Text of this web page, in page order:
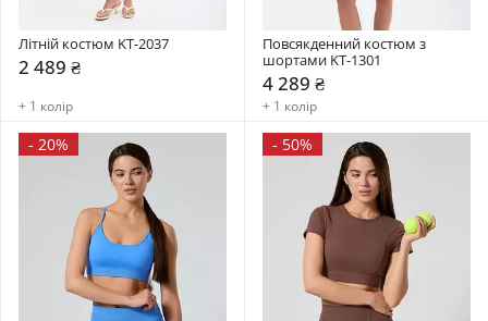
Літній костюм KT-2037
2 489 ₴
+ 1 колір
Повсякденний костюм з
шортами KT-1301
4 289 ₴
+ 1 колір
- 20% - 50%